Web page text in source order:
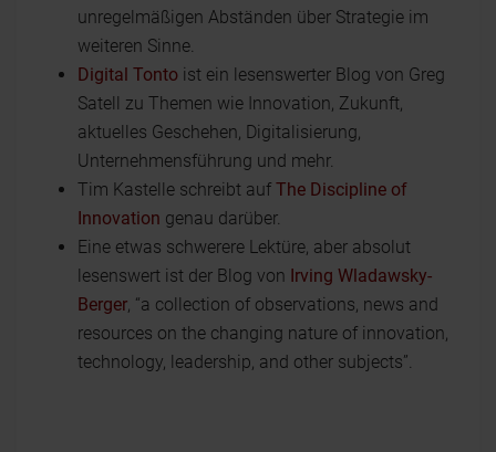
unregelmäßigen Abständen über Strategie im
weiteren Sinne.
Digital Tonto ist ein lesenswerter Blog von Greg
Satell zu Themen wie Innovation, Zukunft,
aktuelles Geschehen, Digitalisierung,
Unternehmensführung und mehr.
Tim Kastelle schreibt auf The Discipline of
Innovation genau darüber.
Eine etwas schwerere Lektüre, aber absolut
lesenswert ist der Blog von Irving Wladawsky-
Berger, “a collection of observations, news and
resources on the changing nature of innovation,
technology, leadership, and other subjects”.